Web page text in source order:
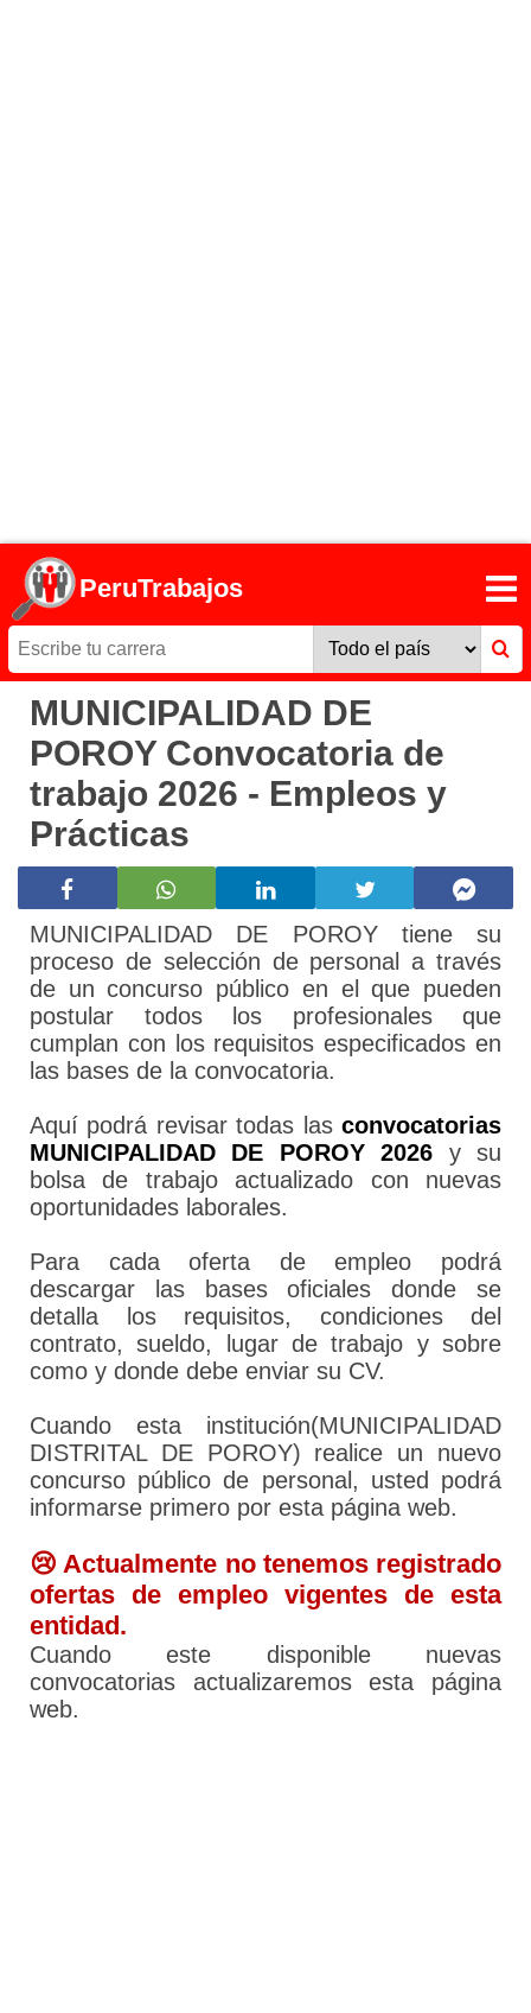
PeruTrabajos
MUNICIPALIDAD DE
POROY Convocatoria de
trabajo 2026 - Empleos y
Prácticas
MUNICIPALIDAD DE POROY tiene su
proceso de selección de personal a través
de un concurso público en el que pueden
postular todos los profesionales que
cumplan con los requisitos especificados en
las bases de la convocatoria.
Aquí podrá revisar todas las convocatorias
MUNICIPALIDAD DE POROY 2026 y su
bolsa de trabajo actualizado con nuevas
oportunidades laborales.
Para cada oferta de empleo podrá
descargar las bases oficiales donde se
detalla los requisitos, condiciones del
contrato, sueldo, lugar de trabajo y sobre
como y donde debe enviar su CV.
Cuando esta institución(MUNICIPALIDAD
DISTRITAL DE POROY) realice un nuevo
concurso público de personal, usted podrá
informarse primero por esta página web.
😢 Actualmente no tenemos registrado
ofertas de empleo vigentes de esta
entidad.
Cuando este disponible nuevas
convocatorias actualizaremos esta página
web.